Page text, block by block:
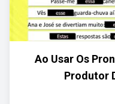
Ao Usar Os
Produtor